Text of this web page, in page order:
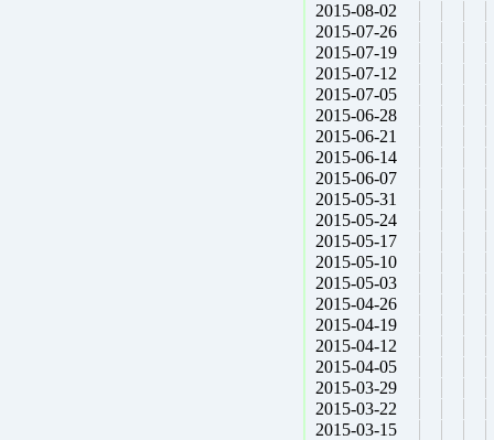
2015-08-02
2015-07-26
2015-07-19
2015-07-12
2015-07-05
2015-06-28
2015-06-21
2015-06-14
2015-06-07
2015-05-31
2015-05-24
2015-05-17
2015-05-10
2015-05-03
2015-04-26
2015-04-19
2015-04-12
2015-04-05
2015-03-29
2015-03-22
2015-03-15